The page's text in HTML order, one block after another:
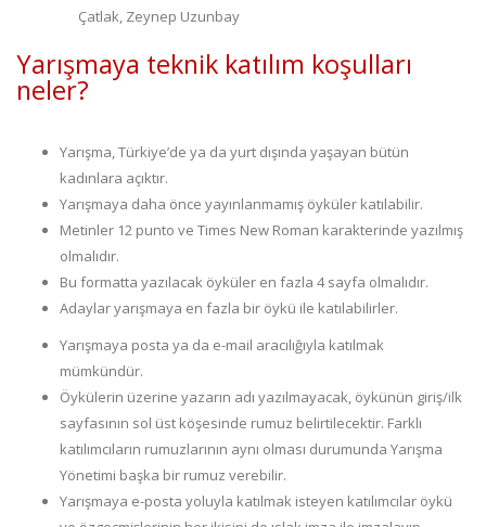
Çatlak, Zeynep Uzunbay
Yarışmaya teknik katılım koşulları
neler?
Yarışma, Türkiye’de ya da yurt dışında yaşayan bütün
kadınlara açıktır.
Yarışmaya daha önce yayınlanmamış öyküler katılabilir.
Metinler 12 punto ve Times New Roman karakterinde yazılmış
olmalıdır.
Bu formatta yazılacak öyküler en fazla 4 sayfa olmalıdır.
Adaylar yarışmaya en fazla bir öykü ile katılabilirler.
Yarışmaya posta ya da e-mail aracılığıyla katılmak
mümkündür.
Öykülerin üzerine yazarın adı yazılmayacak, öykünün giriş/ilk
sayfasının sol üst köşesinde rumuz belirtilecektir. Farklı
katılımcıların rumuzlarının aynı olması durumunda Yarışma
Yönetimi başka bir rumuz verebilir.
Yarışmaya e-posta yoluyla katılmak isteyen katılımcılar öykü